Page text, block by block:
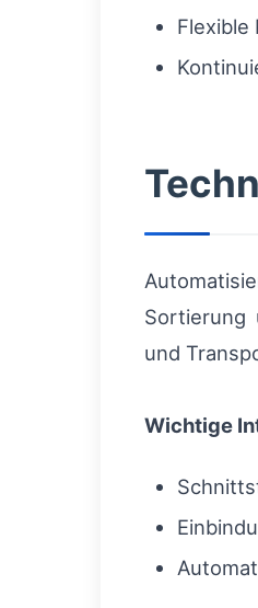
Flexible
Sortierung
und
Wichtige